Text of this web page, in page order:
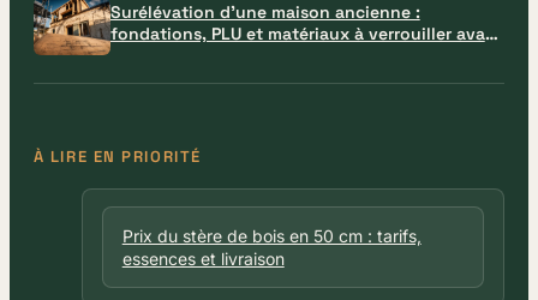
Surélévation d’une maison ancienne :
fondations, PLU et matériaux à verrouiller avant
le chantier
À LIRE EN PRIORITÉ
Prix du stère de bois en 50 cm : tarifs,
essences et livraison